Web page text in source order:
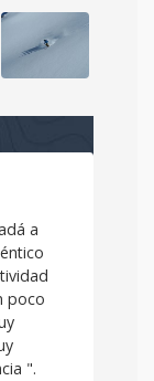
a
poco
".